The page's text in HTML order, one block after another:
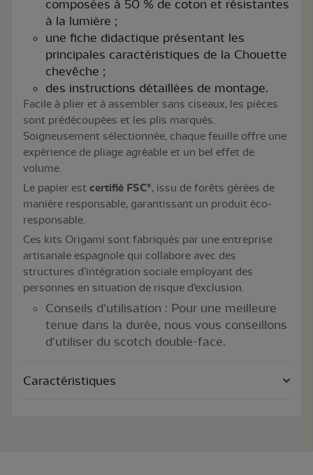
composées à 50 % de coton et résistantes
à la lumière ;
une fiche didactique présentant les
principales caractéristiques de la Chouette
chevêche ;
des instructions détaillées de montage.
Facile à plier et à assembler sans ciseaux, les pièces
sont prédécoupées et les plis marqués.
Soigneusement sélectionnée, chaque feuille offre une
expérience de pliage agréable et un bel effet de
volume.
Le papier est certifié FSC®, issu de forêts gérées de
manière responsable, garantissant un produit éco-
responsable.
Ces kits Origami sont fabriqués par une entreprise
artisanale espagnole qui collabore avec des
structures d’intégration sociale employant des
personnes en situation de risque d’exclusion.
Conseils d'utilisation : Pour une meilleure
tenue dans la durée, nous vous conseillons
d'utiliser du scotch double-face.
Caractéristiques